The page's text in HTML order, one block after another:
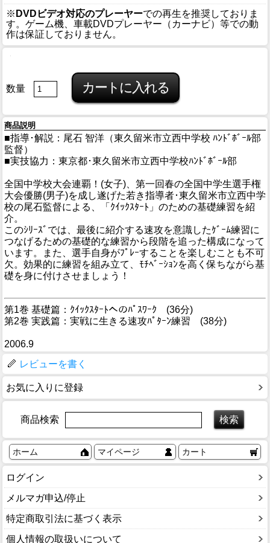
※ DVDビデオ対応のプレーヤーでの再生を推奨しておりま
す。ゲーム機、車載DVDプレーヤー（カーナビ）等での動
作は保証しておりません。
数量
商品説明
■指導･解説：尾石 智洋（東久留米市立西中学校 ﾊﾝﾄﾞﾎﾞｰﾙ部
監督）
■実技協力：東京都･東久留米市立西中学校ﾊﾝﾄﾞﾎﾞｰﾙ部
全国中学校大会連覇！(女子)、第一回春の全国中学生選手権
大会優勝(男子)を成し遂げた若き指導者･東久留米市立西中学
校の尾石監督による、「ｸｲｯｸｽﾀｰﾄ」のための基礎練習を紹
介。
このｼﾘｰｽﾞでは、最後に紹介する速攻を意識したｹﾞｰﾑ練習に
つなげるための基礎的な練習から段階を追った構成になって
います。また、選手自身がﾌﾟﾚｰすることを楽しむことも不可
欠。効果的に練習を組み立て、ﾓﾁﾍﾞｰｼｮﾝを高く保ちながら基
礎を身に付けさせましょう！
第1巻 基礎篇：ｸｲｯｸｽﾀｰﾄへのﾊﾟｽﾜｰｸ (36分)
第2巻 実践篇：実戦に生きる速攻ﾊﾟﾀｰﾝ練習 (38分)
2006.9
レビューを書く
お気に入りに登録
商品検索
ホーム マイページ カート
ログイン
メルマガ申込/停止
特定商取引法に基づく表示
個人情報の取扱いについて